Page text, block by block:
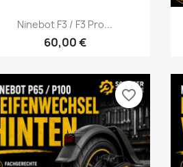
Vorschau
Ninebot F3 / F3 Pro...
60,00 €
favorite_border